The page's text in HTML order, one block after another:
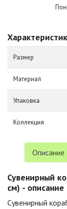
Размер
Материал
Упаковка
Коллекция
Описание
Сувенирный
см) - описание
Сувенирный